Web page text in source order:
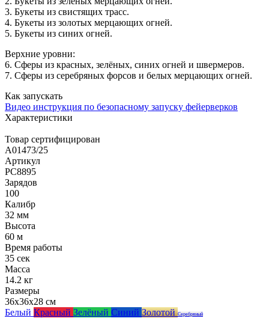
3. Букеты из свистящих трасс.
4. Букеты из золотых мерцающих огней.
5. Букеты из синих огней.
Верхние уровни:
6. Сферы из красных, зелёных, синих огней и швермеров.
7. Сферы из серебряных форсов и белых мерцающих огней.
Как запускать
Видео инструкция по безопасному запуску фейерверков
Характеристики
Товар сертифицирован
A01473/25
Артикул
РС8895
Зарядов
100
Калибр
32 мм
Высота
60 м
Время работы
35 сек
Масса
14.2 кг
Размеры
36x36x28 см
Белый Красный Зелёный Синий ЗолотойСеребряный